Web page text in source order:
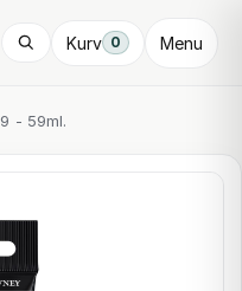
Kurv 0 Menu
- 59ml.